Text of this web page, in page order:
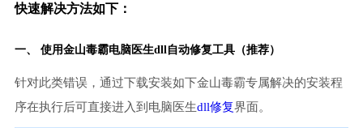
快速解决方法如下：
一、 使用金山毒霸电脑医生dll自动修复工具（推荐）
针对此类错误，通过下载安装如下金山毒霸专属解决的安装程
序在执行后可直接进入到电脑医生dll修复界面。